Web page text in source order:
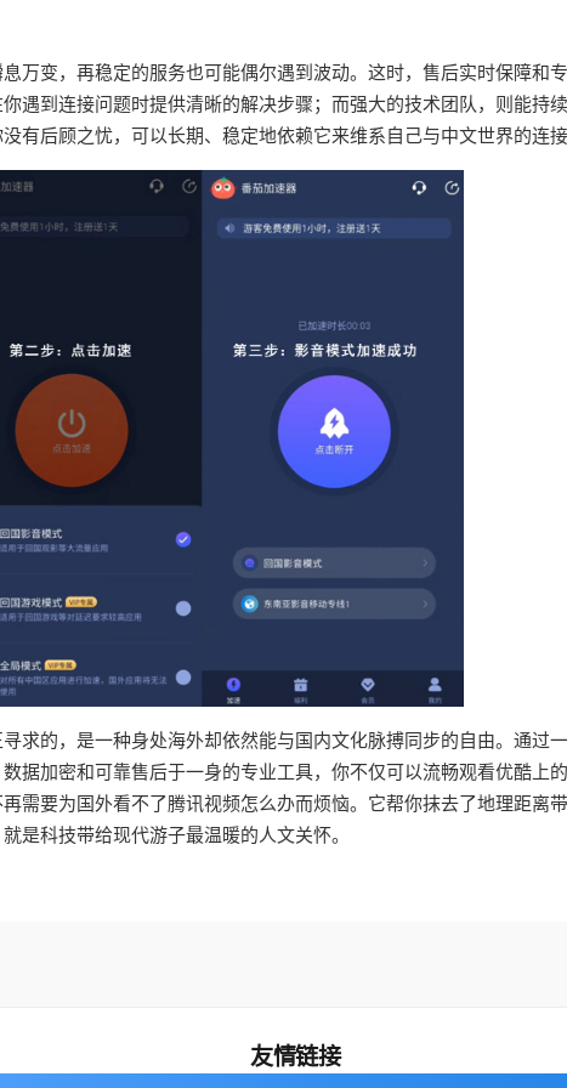
万变，再稳定的服务也可能偶尔遇到波动。这时，售后实时保障和
遇到连接问题时提供清晰的解决步骤；而强大的技术团队，则能持
有后顾之忧，可以长期、稳定地依赖它来维系自己与中文世界的连接
求的，是一种身处海外却依然能与国内文化脉搏同步的自由。通过
据加密和可靠售后于一身的专业工具，你不仅可以流畅观看优酷上
需要为国外看不了腾讯视频怎么办而烦恼。它帮你抹去了地理距离
是科技带给现代游子最温暖的人文关怀。
友情链接